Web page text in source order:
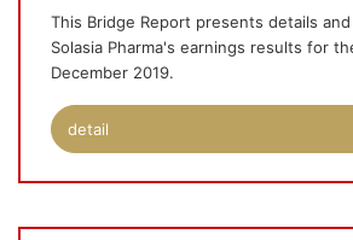
This Bridge Report presents details
Solasia Pharma's earnings results for
December 2019.
detail